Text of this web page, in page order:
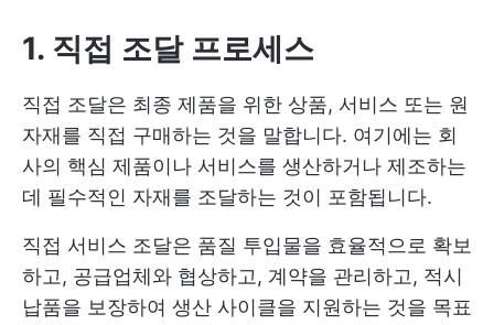
1. 직접 조달 프로세스
직접 조달은 최종 제품을 위한 상품, 서비스 또는 원
자재를 직접 구매하는 것을 말합니다. 여기에는 회
사의 핵심 제품이나 서비스를 생산하거나 제조하는
데 필수적인 자재를 조달하는 것이 포함됩니다.
직접 서비스 조달은 품질 투입물을 효율적으로 확보
하고, 공급업체와 협상하고, 계약을 관리하고, 적시
납품을 보장하여 생산 사이클을 지원하는 것을 목표